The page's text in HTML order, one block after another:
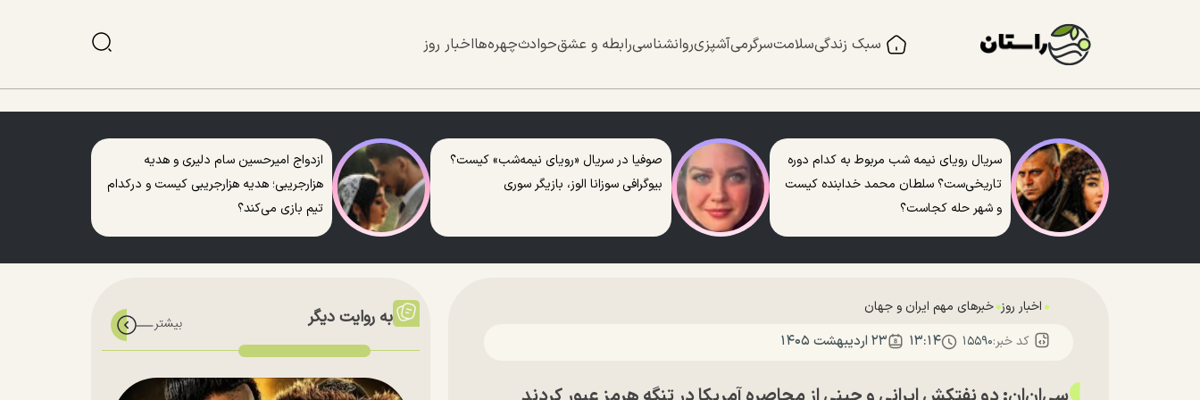
سبک زندگیسلامتسرگرمیآشپزیروانشناسیرابطه و عشقحوادثچهره‌هااخبار روز
سریال رویای نیمه شب مربوط به کدام دوره
تاریخی‌ست؟ سلطان محمد خدابنده کیست
و شهر حله کجاست؟
صوفیا در سریال «رویای نیمه‌شب» کیست؟
بیوگرافی سوزانا الوز، بازیگر سوری
ازدواج امیرحسین سام دلیری و هدیه
هزارجریبی؛ هدیه هزارجریبی کیست و درکدام
تیم بازی می‌کند؟
اخبار روز خبرهای مهم ایران و جهان
کد خبر:۱۵۵۹۰ ۱۳:۱۴ ۲۳ ارديبهشت ۱۴۰۵
به روایت دیگر